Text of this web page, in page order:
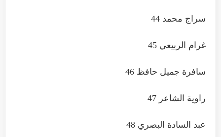
سراج محمد 44
غرام الربيعي 45
سافرة جميل حافظ 46
راوية الشاعر 47
عبد السادة البصري 48